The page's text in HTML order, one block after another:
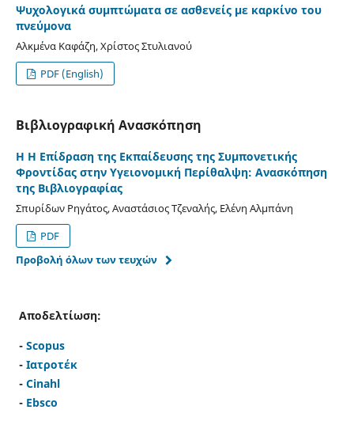
Ψυχολογικά συμπτώματα σε ασθενείς με καρκίνο του
πνεύμονα
Αλκμένα Καφάζη, Χρίστος Στυλιανού
PDF (English)
Βιβλιογραφική Ανασκόπηση
Η Η Επίδραση της Εκπαίδευσης της Συμπονετικής
Φροντίδας στην Υγειονομική Περίθαλψη: Ανασκόπηση
της Βιβλιογραφίας
Σπυρίδων Ρηγάτος, Αναστάσιος Τζεναλής, Ελένη Αλμπάνη
PDF
Προβολή όλων των τευχών
Αποδελτίωση:
- Scopus
- Ιατροτέκ
- Cinahl
- Ebsco